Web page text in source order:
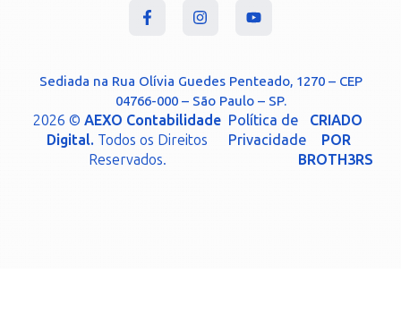
Sediada na Rua Olívia Guedes Penteado, 1270 – CEP
04766-000 – São Paulo – SP.
2026 ©AEXO Contabilidade
Digital. Todos os Direitos
Reservados.
Política de
Privacidade
CRIADO
POR
BROTH3RS